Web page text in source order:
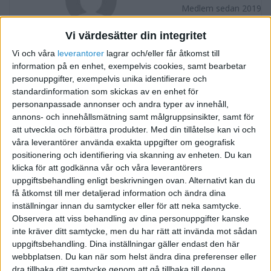
Vi värdesätter din integritet
Vi och våra leverantorer lagrar och/eller får åtkomst till
information på en enhet, exempelvis cookies, samt bearbetar
personuppgifter, exempelvis unika identifierare och
standardinformation som skickas av en enhet för
personanpassade annonser och andra typer av innehåll,
annons- och innehållsmätning samt målgruppsinsikter, samt för
att utveckla och förbättra produkter. Med din tillåtelse kan vi och
våra leverantörer använda exakta uppgifter om geografisk
positionering och identifiering via skanning av enheten. Du kan
klicka för att godkänna vår och våra leverantörers
uppgiftsbehandling enligt beskrivningen ovan. Alternativt kan du
få åtkomst till mer detaljerad information och ändra dina
inställningar innan du samtycker eller för att neka samtycke.
Observera att viss behandling av dina personuppgifter kanske
inte kräver ditt samtycke, men du har rätt att invända mot sådan
uppgiftsbehandling. Dina inställningar gäller endast den här
webbplatsen. Du kan när som helst ändra dina preferenser eller
Medlem sedan 2019
Skicka meddelande
FORUMAKTIVITET
Vara anställd och driva eget vid sidan
Tråd i HR - Personalfrågor
för 7 år sedan